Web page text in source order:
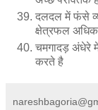
दलदल में फंसे
क्षेत्रफल अधिक
चमगादड़ अंधेरे
करते है